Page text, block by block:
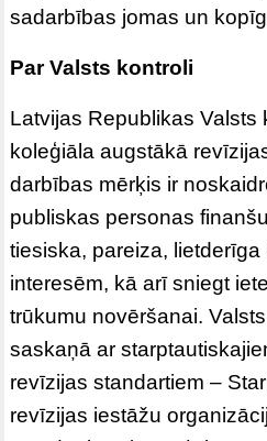
sadarbības jomas un
Par Valsts kontroli
Latvijas Republikas Valsts
koleģiāla augstākā
darbības mērķis ir
publiskas personas
tiesiska, pareiza,
interesēm, kā arī sniegt
trūkumu novēršanai.
saskaņā ar
revīzijas standartiem –
revīzijas iestāžu